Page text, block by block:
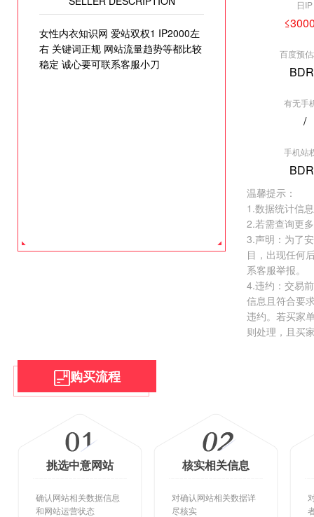
女性内衣知识网 爱站双权1 IP2000左
右 关键词正规 网站流量趋势等都比较
稳定 诚心要可联系客服小刀
日IP
百度预
有无手
/
手机站
温馨提示：
1.数据统计信
2.若需查询更
3.声明：为了
目，出现任何
系客服举报。
4.违约：交易
信息且符合要
违约。若买家
则处理，且买
购买流程
挑选中意网站
确认网站相关数据信息
和网站运营状态
核实相关信息
对确认网站相关数据详
尽核实